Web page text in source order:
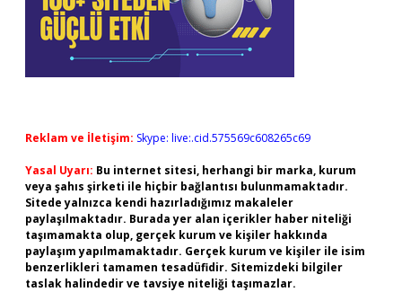
Reklam ve İletişim: Skype: live:.cid.575569c608265c69
Yasal Uyarı: Bu internet sitesi, herhangi bir marka, kurum
veya şahıs şirketi ile hiçbir bağlantısı bulunmamaktadır.
Sitede yalnızca kendi hazırladığımız makaleler
paylaşılmaktadır. Burada yer alan içerikler haber niteliği
taşımamakta olup, gerçek kurum ve kişiler hakkında
paylaşım yapılmamaktadır. Gerçek kurum ve kişiler ile isim
benzerlikleri tamamen tesadüfidir. Sitemizdeki bilgiler
taslak halindedir ve tavsiye niteliği taşımazlar.